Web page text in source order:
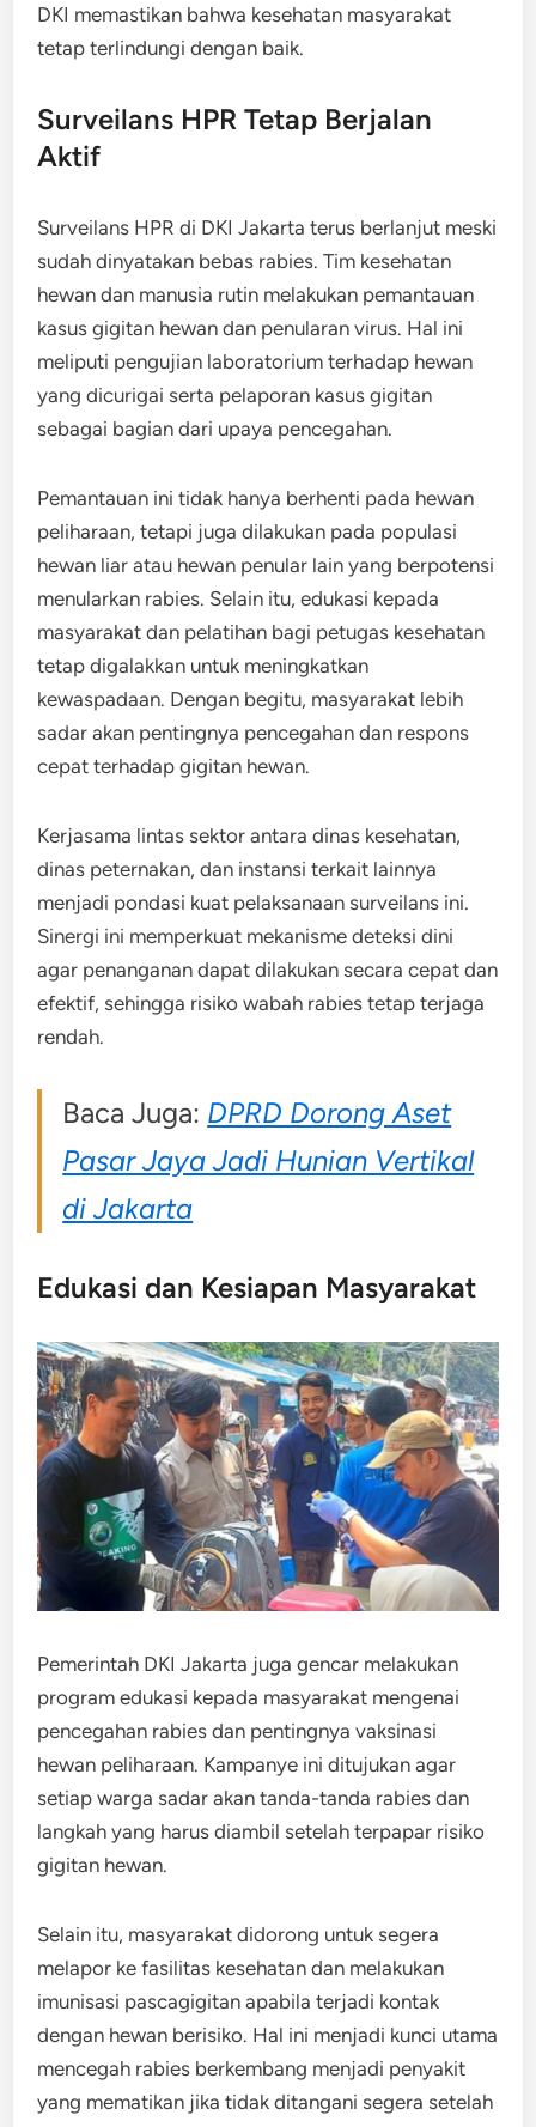
DKI memastikan bahwa kesehatan masyarakat
tetap terlindungi dengan baik.
Surveilans HPR Tetap Berjalan
Aktif
Surveilans HPR di DKI Jakarta terus berlanjut meski
sudah dinyatakan bebas rabies. Tim kesehatan
hewan dan manusia rutin melakukan pemantauan
kasus gigitan hewan dan penularan virus. Hal ini
meliputi pengujian laboratorium terhadap hewan
yang dicurigai serta pelaporan kasus gigitan
sebagai bagian dari upaya pencegahan.
Pemantauan ini tidak hanya berhenti pada hewan
peliharaan, tetapi juga dilakukan pada populasi
hewan liar atau hewan penular lain yang berpotensi
menularkan rabies. Selain itu, edukasi kepada
masyarakat dan pelatihan bagi petugas kesehatan
tetap digalakkan untuk meningkatkan
kewaspadaan. Dengan begitu, masyarakat lebih
sadar akan pentingnya pencegahan dan respons
cepat terhadap gigitan hewan.
Kerjasama lintas sektor antara dinas kesehatan,
dinas peternakan, dan instansi terkait lainnya
menjadi pondasi kuat pelaksanaan surveilans ini.
Sinergi ini memperkuat mekanisme deteksi dini
agar penanganan dapat dilakukan secara cepat dan
efektif, sehingga risiko wabah rabies tetap terjaga
rendah.
Baca Juga: DPRD Dorong Aset
Pasar Jaya Jadi Hunian Vertikal
di Jakarta
Edukasi dan Kesiapan Masyarakat
Pemerintah DKI Jakarta juga gencar melakukan
program edukasi kepada masyarakat mengenai
pencegahan rabies dan pentingnya vaksinasi
hewan peliharaan. Kampanye ini ditujukan agar
setiap warga sadar akan tanda-tanda rabies dan
langkah yang harus diambil setelah terpapar risiko
gigitan hewan.
Selain itu, masyarakat didorong untuk segera
melapor ke fasilitas kesehatan dan melakukan
imunisasi pascagigitan apabila terjadi kontak
dengan hewan berisiko. Hal ini menjadi kunci utama
mencegah rabies berkembang menjadi penyakit
yang mematikan jika tidak ditangani segera setelah